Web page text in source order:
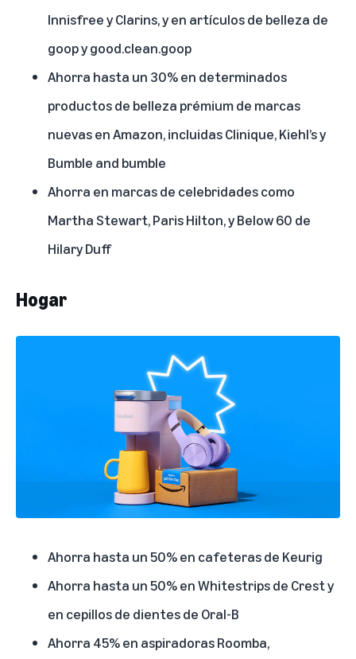
InnisfreeyClarins, y en artículos de belleza de
goopygood.clean.goop
Ahorra hasta un 30% en determinados
productos de belleza prémium de marcas
nuevas en Amazon, incluidasClinique,Kiehl’sy
Bumble and bumble
Ahorra en marcas de celebridades como
Martha Stewart,Paris Hilton, yBelow 60 de
Hilary Duff
Hogar
Ahorra hasta un 50% en cafeteras de Keurig
Ahorra hasta un 50% enWhitestrips de Cresty
en cepillos de dientes de Oral-B
Ahorra 45% en aspiradoras Roomba,